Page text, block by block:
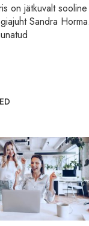
on jätkuvalt
Sandra